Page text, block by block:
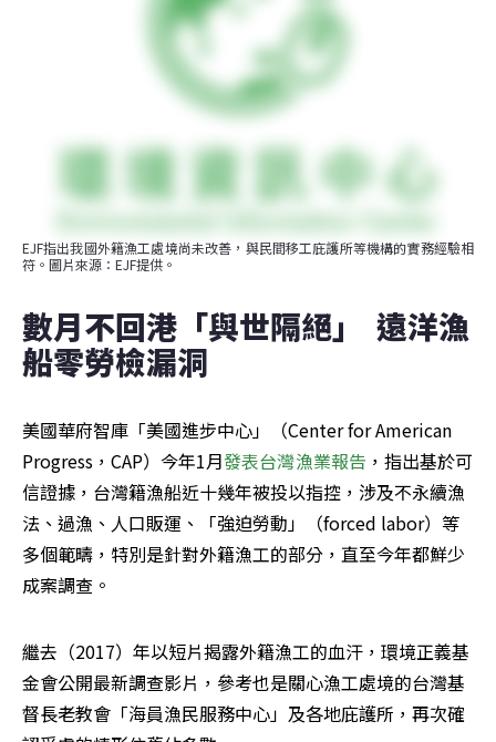
EJF指出我國外籍漁工處境尚未改善，與民間移工庇護所等機構的實務經驗相
符。圖片來源：EJF提供。
數月不回港「與世隔絕」  遠洋漁
船零勞檢漏洞
美國華府智庫「美國進步中心」（Center for American
Progress，CAP）今年1月發表台灣漁業報告 ，指出基於可
信證據，台灣籍漁船近十幾年被投以指控，涉及不永續漁
法、過漁、人口販運、「強迫勞動」（forced labor）等
多個範疇，特別是針對外籍漁工的部分，直至今年都鮮少
成案調查。
繼去（2017）年以短片揭露外籍漁工的血汗，環境正義基
金會公開最新調查影片，參考也是關心漁工處境的台灣基
督長老教會「海員漁民服務中心」及各地庇護所，再次確